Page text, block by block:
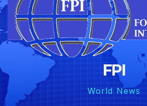
FPI
World News